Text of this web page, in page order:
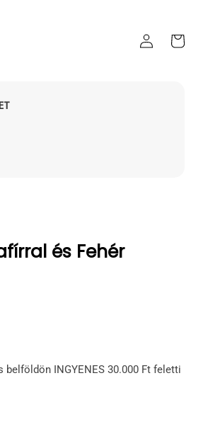
Bejelentkezés
kosara
és Fehér
INGYENES 30.000 Ft feletti